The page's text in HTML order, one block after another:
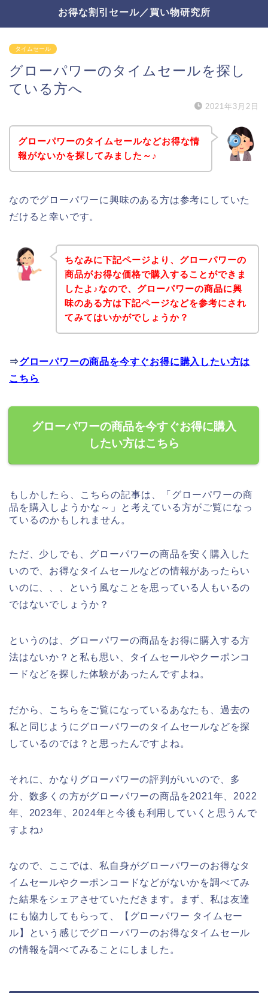
お得な割引セール／買い物研究所
タイムセール
グローパワーのタイムセールを探し
ている方へ
2021年3月2日
グローパワーのタイムセールなどお得な情
報がないかを探してみました～♪
なのでグローパワーに興味のある方は参考にしていた
だけると幸いです。
ちなみに下記ページより、グローパワーの
商品がお得な価格で購入することができま
したよ♪なので、グローパワーの商品に興
味のある方は下記ページなどを参考にされ
てみてはいかがでしょうか？
⇒グローパワーの商品を今すぐお得に購入したい方は
こちら
グローパワーの商品を今すぐお得に購入
したい方はこちら
もしかしたら、こちらの記事は、「グローパワーの商
品を購入しようかな～」と考えている方がご覧になっ
ているのかもしれません。
ただ、少しでも、グローパワーの商品を安く購入した
いので、お得なタイムセールなどの情報があったらい
いのに、、、という風なことを思っている人もいるの
ではないでしょうか？
というのは、グローパワーの商品をお得に購入する方
法はないか？と私も思い、タイムセールやクーポンコ
ードなどを探した体験があったんですよね。
だから、こちらをご覧になっているあなたも、過去の
私と同じようにグローパワーのタイムセールなどを探
しているのでは？と思ったんですよね。
それに、かなりグローパワーの評判がいいので、多
分、数多くの方がグローパワーの商品を2021年、2022
年、2023年、2024年と今後も利用していくと思うんで
すよね♪
なので、ここでは、私自身がグローパワーのお得なタ
イムセールやクーポンコードなどがないかを調べてみ
た結果をシェアさせていただきます。まず、私は友達
にも協力してもらって、【グローパワー タイムセー
ル】という感じでグローパワーのお得なタイムセール
の情報を調べてみることにしました。